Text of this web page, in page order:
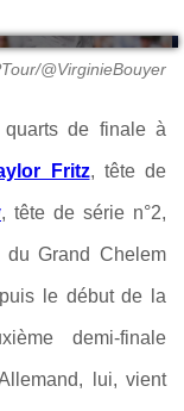
@VirginieBouyer
quarts de finale à
Fritz, tête de
, tête de série n°2,
Grand Chelem
le début de la
demi-finale
lui, vient